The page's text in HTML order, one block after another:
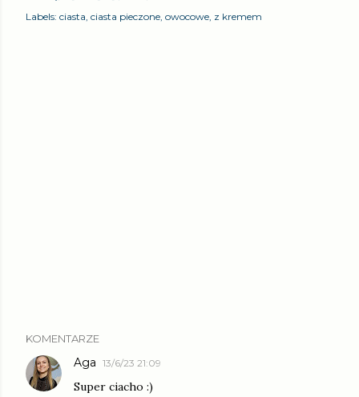
Labels: ciasta ciasta pieczone owocowe z kremem
KOMENTARZE
Aga 13/6/23 21:09
Super ciacho :)